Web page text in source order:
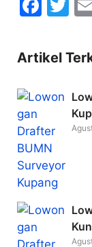
c
e
b
o
k
itt
er
Artikel